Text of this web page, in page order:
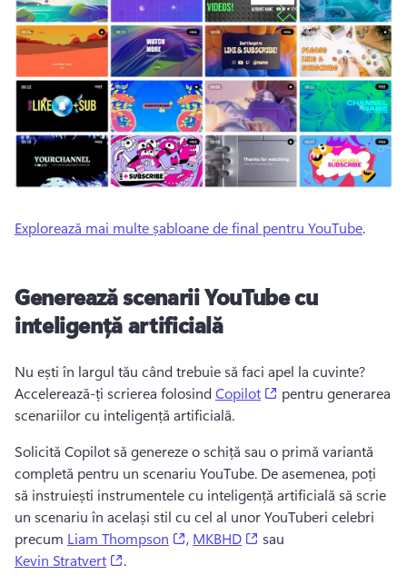
Explorează mai multe șabloane de final pentru YouTube.
Generează scenarii YouTube cu
inteligență artificială
Accelerează-ți scrierea folosind Copilot (opens in a new tab)
pentru generarea
scenariilor cu inteligență artificială.
Solicită Copilot să genereze o schiță sau o primă variantă
completă pentru un scenariu YouTube. De asemenea, poți
să instruiești instrumentele cu inteligență artificială să scrie
un scenariu în același stil cu cel al unor YouTuberi celebri
precum Liam Thompson (opens in a new tab)
, MKBHD (opens in a new tab)
sau
Kevin Stratvert
.